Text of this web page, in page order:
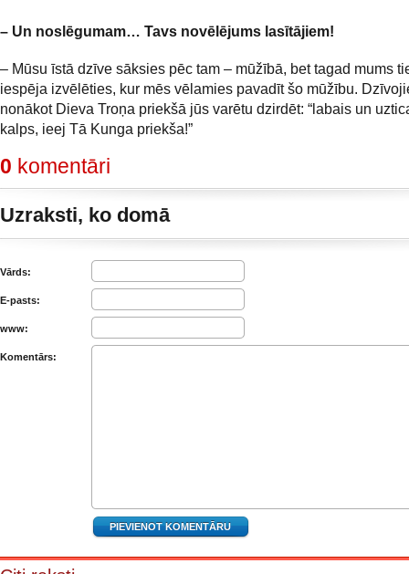
– Un noslēgumam… Tavs novēlējums lasītājiem!
– Mūsu īstā dzīve sāksies pēc tam – mūžībā, bet tagad mums
iespēja izvēlēties, kur mēs vēlamies pavadīt šo mūžību.
nonākot Dieva Troņa priekšā jūs varētu dzirdēt: “labais un
kalps, ieej Tā Kunga priekša!”
0 komentāri
Uzraksti, ko domā
Vārds:
E-pasts:
www:
Komentārs: